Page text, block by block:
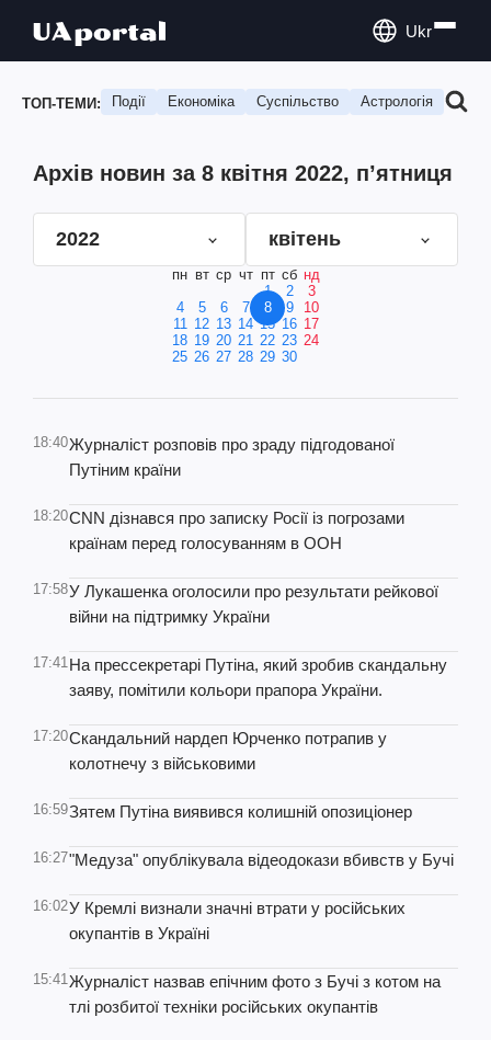
Ukr
ТОП-ТЕМИ: Події Економіка Суспільство Астрологія
Архів новин за 8 квітня 2022, п’ятниця
2022 квітень
пн вт ср чт пт сб нд
1
2
3
4
5 6 7 8 9
10
11 12 13 14 15 16 17
18 19 20 21 22 23 24
25 26 27 28 29 30
18:40Журналіст розповів про зраду підгодованої
Путіним країни
18:20CNN дізнався про записку Росії із погрозами
країнам перед голосуванням в ООН
17:58У Лукашенка оголосили про результати рейкової
війни на підтримку України
17:41На прессекретарі Путіна, який зробив скандальну
заяву, помітили кольори прапора України.
17:20Скандальний нардеп Юрченко потрапив у
колотнечу з військовими
16:59Зятем Путіна виявився колишній опозиціонер
16:27"Медуза" опублікувала відеодокази вбивств у Бучі
16:02У Кремлі визнали значні втрати у російських
окупантів в Україні
15:41Журналіст назвав епічним фото з Бучі з котом на
тлі розбитої техніки російських окупантів